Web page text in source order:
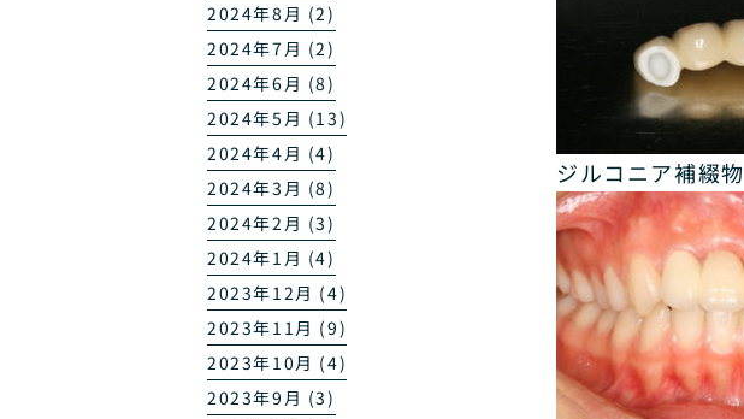
ジルコニア補綴物
2024年8月 (2)
2024年7月 (2)
2024年6月 (8)
2024年5月 (13)
2024年4月 (4)
2024年3月 (8)
2024年2月 (3)
2024年1月 (4)
2023年12月 (4)
2023年11月 (9)
2023年10月 (4)
2023年9月 (3)